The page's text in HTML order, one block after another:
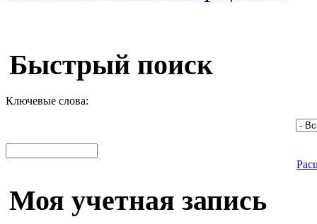
Быстрый поиск
Ключевые слова:
Моя учетная запись